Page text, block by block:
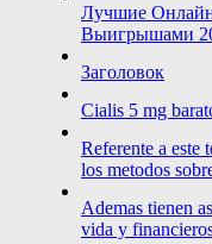
Лучшие
Выигрышами
Заголовок
Cialis 5 mg
Referente a este
los metodos
Ademas tienen
vida y